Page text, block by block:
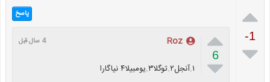

-1

پاسخ

6

Roz 4 سال قبل
١.آنجل٢.توگلا٣.یومبیلا۴ نیاگارا